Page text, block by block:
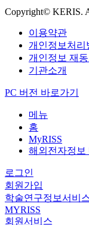
Copyright© KERIS.
이용약관
개인정보처리
개인정보 재동
기관소개
PC 버전 바로가기
메뉴
홈
MyRISS
해외전자정보
로그인
회원가입
학술연구정보서비
MYRISS
회원서비스